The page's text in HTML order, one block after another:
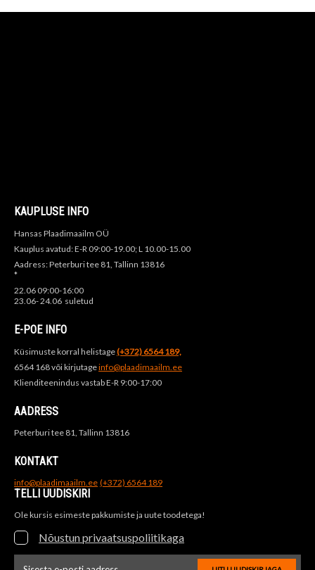
KAUPLUSE INFO
Hansas Plaadimaailm OÜ
Kauplus avatud: E-R 09:00-19.00; L 10.00-15.00
Aadress: Peterburi tee 81, Tallinn 13816
*
22.06 09:00-16:00
23.06- 24.06 suletud
E-POE INFO
Küsimuste korral helistage(+372) 6564 189,
6564 168 või kirjutageinfo@plaadimaailm.ee
Klienditeenindus vastab E-R 9:00-17:00
AADRESS
Peterburi tee 81, Tallinn 13816
KONTAKT
info@plaadimaailm.ee (+372) 6564 189
TELLI UUDISKIRI
Ole kursis esimeste pakkumiste ja uute toodetega!
Nõustun privaatsuspoliitikaga